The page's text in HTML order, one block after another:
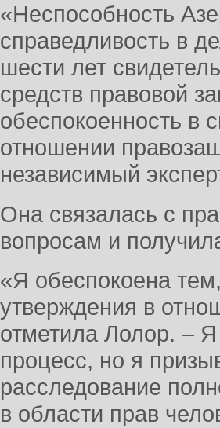
«Неспособность
справедливость в
шести лет
средств правовой
обеспокоенность в
отношении
независимый
Она связалась с
вопросам и
«Я обеспокоена
утверждения в
отметила Лолор. –
процесс, но я
расследование
в области прав